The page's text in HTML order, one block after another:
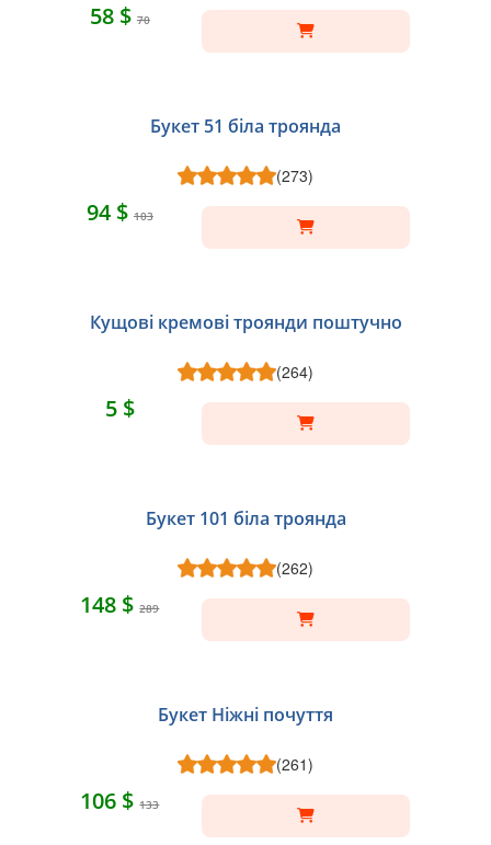
58 $ 70
Букет 51 біла троянда
(273)
94 $ 103
Кущові кремові троянди поштучно
(264)
5 $
Букет 101 біла троянда
(262)
148 $289
Букет Ніжні почуття
(261)
106 $133